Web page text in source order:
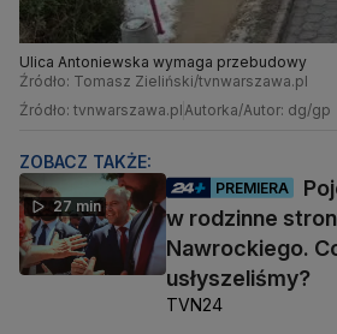
Ulica Antoniewska wymaga przebudowy
Źródło: Tomasz Zieliński/tvnwarszawa.pl
Źródło: tvnwarszawa.plAutorka/Autor: dg/gp
ZOBACZ TAKŻE:
27 min
PREMIERA
w rodzinne
Nawrockiego.
usłyszeliśmy?
TVN24